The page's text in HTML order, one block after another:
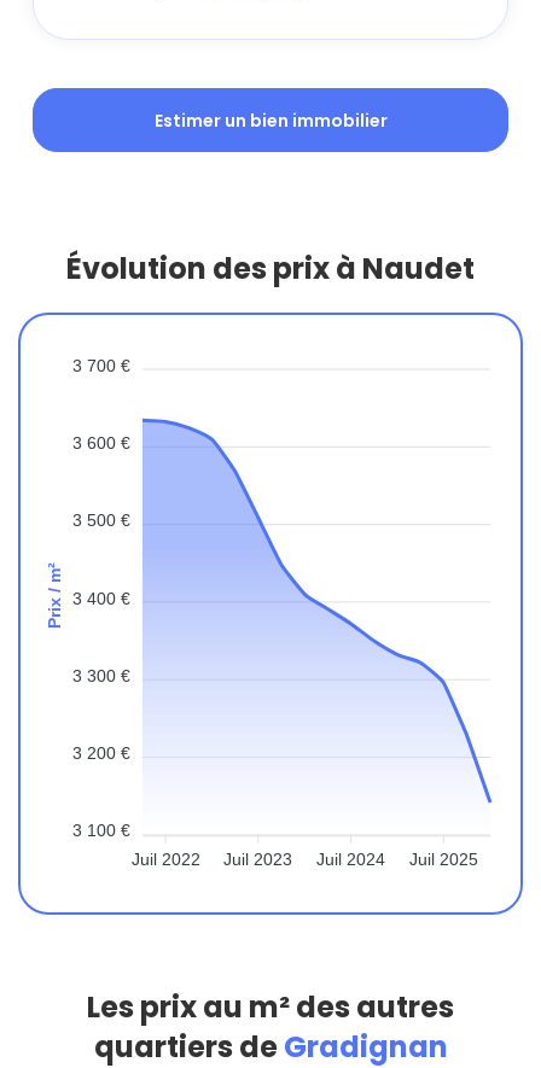
Estimer un bien immobilier
Évolution des prix à Naudet
3 700 €
3 600 €
3 500 €
3 400 €
3 300 €
3 200 €
3 100 €
Prix / m²
Juil 2022 Juil 2023 Juil 2024 Juil 2025
Les prix au m² des autres
quartiers deGradignan